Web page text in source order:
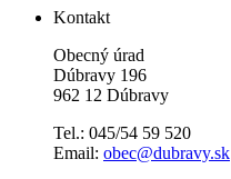
Kontakt
Obecný úrad
Dúbravy 196
962 12 Dúbravy
Tel.: 045/54 59 520
Email: obec@dubravy.sk